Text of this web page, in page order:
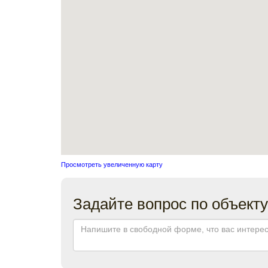
Просмотреть увеличенную карту
Задайте вопрос по